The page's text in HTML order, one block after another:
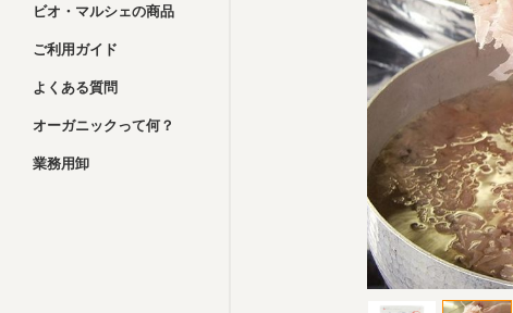
ビオ・マルシェの商品
ご利用ガイド
よくある質問
オーガニックって何？
業務用卸